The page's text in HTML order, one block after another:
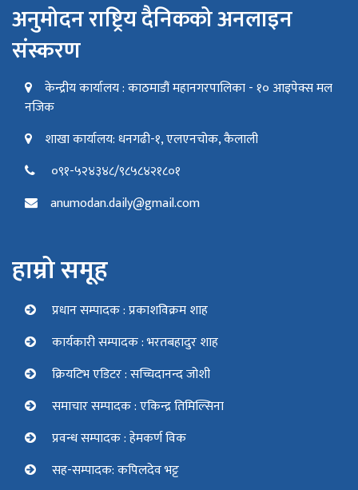
अनुमोदन राष्ट्रिय दैनिकको अनलाइन
संस्करण
केन्द्रीय कार्यालय : काठमाडौं महानगरपालिका - १० आइपेक्स मल
नजिक
शाखा कार्यालय: धनगढी-१, एलएनचोक, कैलाली
०९१-५२४३४८/९८५८४२१८०१
anumodan.daily@gmail.com
हाम्रो समूह
प्रधान सम्पादक : प्रकाशविक्रम शाह
कार्यकारी सम्पादक : भरतबहादुर शाह
क्रियटिभ एडिटर : सच्चिदानन्द जोशी
समाचार सम्पादक : एकिन्द्र तिमिल्सिना
प्रवन्ध सम्पादक : हेमकर्ण विक
सह-सम्पादक: कपिलदेव भट्ट